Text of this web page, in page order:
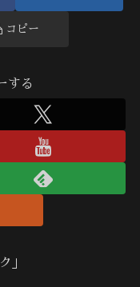
コピー
する
」